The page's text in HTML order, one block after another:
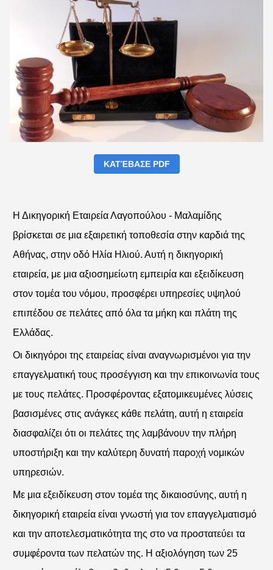
ΚΑΤΈΒΑΣΕ PDF
Η Δικηγορική Εταιρεία Λαγοπούλου - Μαλαμίδης
βρίσκεται σε μια εξαιρετική τοποθεσία στην καρδιά της
Αθήνας, στην οδό Ηλία Ηλιού. Αυτή η δικηγορική
εταιρεία, με μια αξιοσημείωτη εμπειρία και εξειδίκευση
στον τομέα του νόμου, προσφέρει υπηρεσίες υψηλού
επιπέδου σε πελάτες από όλα τα μήκη και πλάτη της
Ελλάδας.
Οι δικηγόροι της εταιρείας είναι αναγνωρισμένοι για την
επαγγελματική τους προσέγγιση και την επικοινωνία τους
με τους πελάτες. Προσφέροντας εξατομικευμένες λύσεις
βασισμένες στις ανάγκες κάθε πελάτη, αυτή η εταιρεία
διασφαλίζει ότι οι πελάτες της λαμβάνουν την πλήρη
υποστήριξη και την καλύτερη δυνατή παροχή νομικών
υπηρεσιών.
Με μια εξειδίκευση στον τομέα της δικαιοσύνης, αυτή η
δικηγορική εταιρεία είναι γνωστή για τον επαγγελματισμό
και την αποτελεσματικότητα της στο να προστατεύει τα
συμφέροντα των πελατών της. Η αξιολόγηση των 25